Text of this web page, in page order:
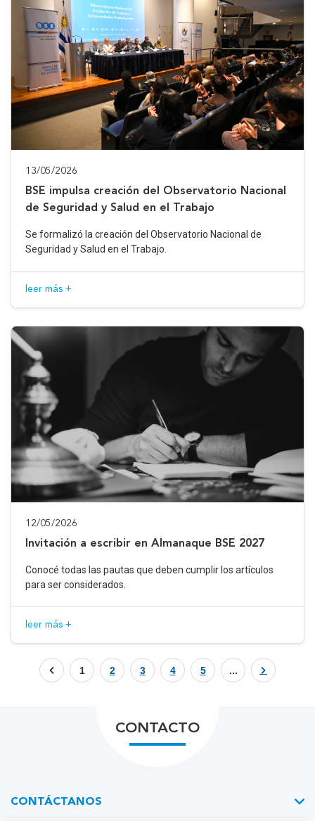
13/05/2026
BSE impulsa creación del Observatorio Nacional
de Seguridad y Salud en el Trabajo
Se formalizó la creación del Observatorio Nacional de
Seguridad y Salud en el Trabajo.
leer más +
12/05/2026
Invitación a escribir en Almanaque BSE 2027
Conocé todas las pautas que deben cumplir los artículos
para ser considerados.
leer más +
1 2 3 4 5 ...
CONTACTO
CONTÁCTANOS